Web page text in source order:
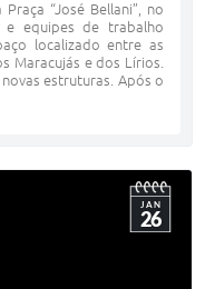
“José Bellani”, no
e equipes de trabalho
localizado entre as
Maracujás e dos Lírios.
estruturas. Após o
JAN
26